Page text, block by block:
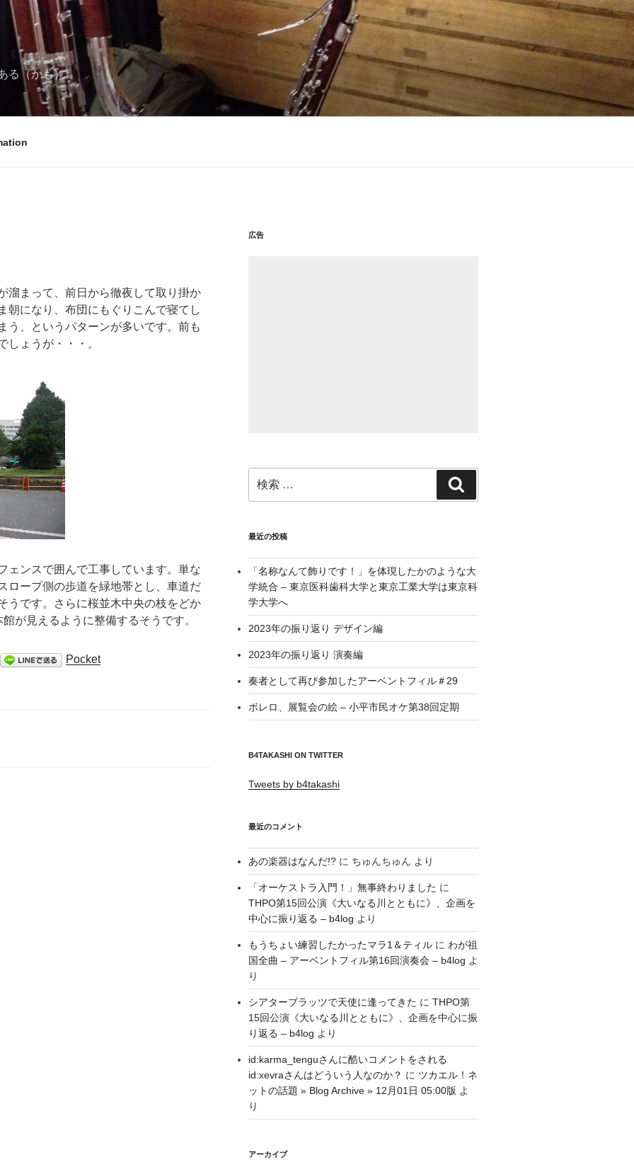
る（かも）。
溜まって、前日から徹夜して取り掛か
朝になり、布団にもぐりこんで寝てし
う、というパターンが多いです。前も
しょうが・・・。
ェンスで囲んで工事しています。単な
ロープ側の歩道を緑地帯とし、車道だ
うです。さらに桜並木中央の枝をどか
が見えるように整備するそうです。
Pocket
広告
索:
索
最近の投稿
「名称なんて飾りです！」を体現したかのような大
学統合 – 東京医科歯科大学と東京工業大学は東京科
学大学へ
2023年の振り返り デザイン編
2023年の振り返り 演奏編
奏者として再び参加したアーベントフィル＃29
ボレロ、展覧会の絵 – 小平市民オケ第38回定期
B4TAKASHI ON TWITTER
Tweets by b4takashi
最近のコメント
あの楽器はなんだ!?に ちゅんちゅん より
「オーケストラ入門！」無事終わりました に
THPO第15回公演《大いなる川とともに》、企画を
中心に振り返る – b4log より
もうちょい練習したかったマラ1＆ティルに わが祖
国全曲 – アーベントフィル第16回演奏会 – b4log よ
り
シアターブラッツで天使に逢ってきた に THPO第
15回公演《大いなる川とともに》、企画を中心に振
り返る – b4log より
id:karma_tenguさんに酷いコメントをされる
id:xevraさんはどういう人なのか？ に ツカエル！ネ
ットの話題 » Blog Archive » 12月01日 05:00版 よ
り
アーカイブ